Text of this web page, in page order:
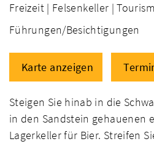
Freizeit | Felsenkeller |
Führungen/Besichtigungen
Karte anzeigen
Steigen Sie hinab in die
in den Sandstein gehauenen
Lagerkeller für Bier. Streifen